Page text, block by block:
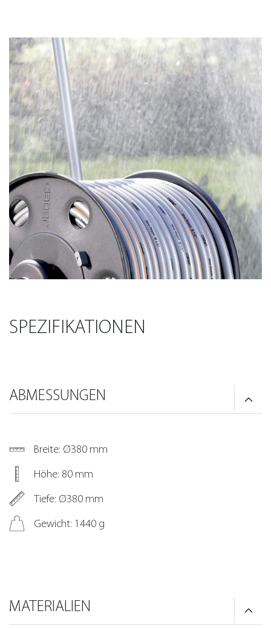
SPEZIFIKATIONEN
ABMESSUNGEN
Breite: Ø380 mm
Höhe: 80 mm
Tiefe: Ø380 mm
Gewicht: 1440 g
MATERIALIEN